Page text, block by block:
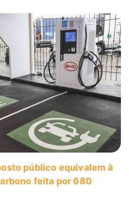
público equivalem à
feita por 680